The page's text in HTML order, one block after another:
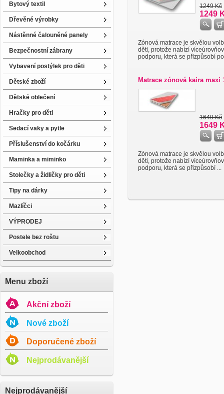
Bytový textil
Dřevěné výrobky
Nástěnné čalouněné panely
Bezpečnostní zábrany
Vybavení postýlek pro děti
Dětské zboží
Dětské oblečení
Hračky pro děti
Sedací vaky a pytle
Příslušenství do kočárku
Maminka a miminko
Stolečky a židličky pro děti
Tipy na dárky
Mazlíčci
VÝPRODEJ
Postele bez roštu
Velkoobchod
Menu zboží
Akční zboží
Nové zboží
Doporučené zboží
Nejprodávanější
Nejprodávanější
1249 Kč
1249
Zónová matrace je skvělou
děti, protože nabízí
podporu, která se přizpůsobí
Matrace zónová kaira maxi
1649 Kč
1649
Zónová matrace je skvělou
děti, protože nabízí
podporu, která se přizpůsobí ...